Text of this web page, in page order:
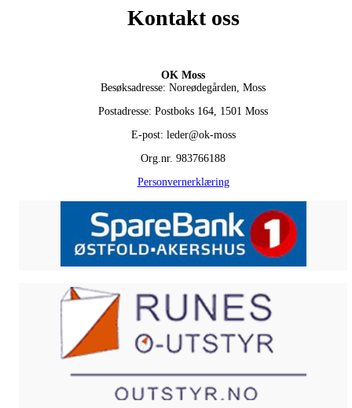
Kontakt oss
OK Moss
Besøksadresse: Noreødegården, Moss
Postadresse: Postboks 164, 1501 Moss
E-post: leder@ok-moss
Org.nr. 983766188
Personvernerklæring